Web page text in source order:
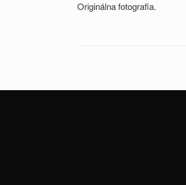
Originálna fotografia.